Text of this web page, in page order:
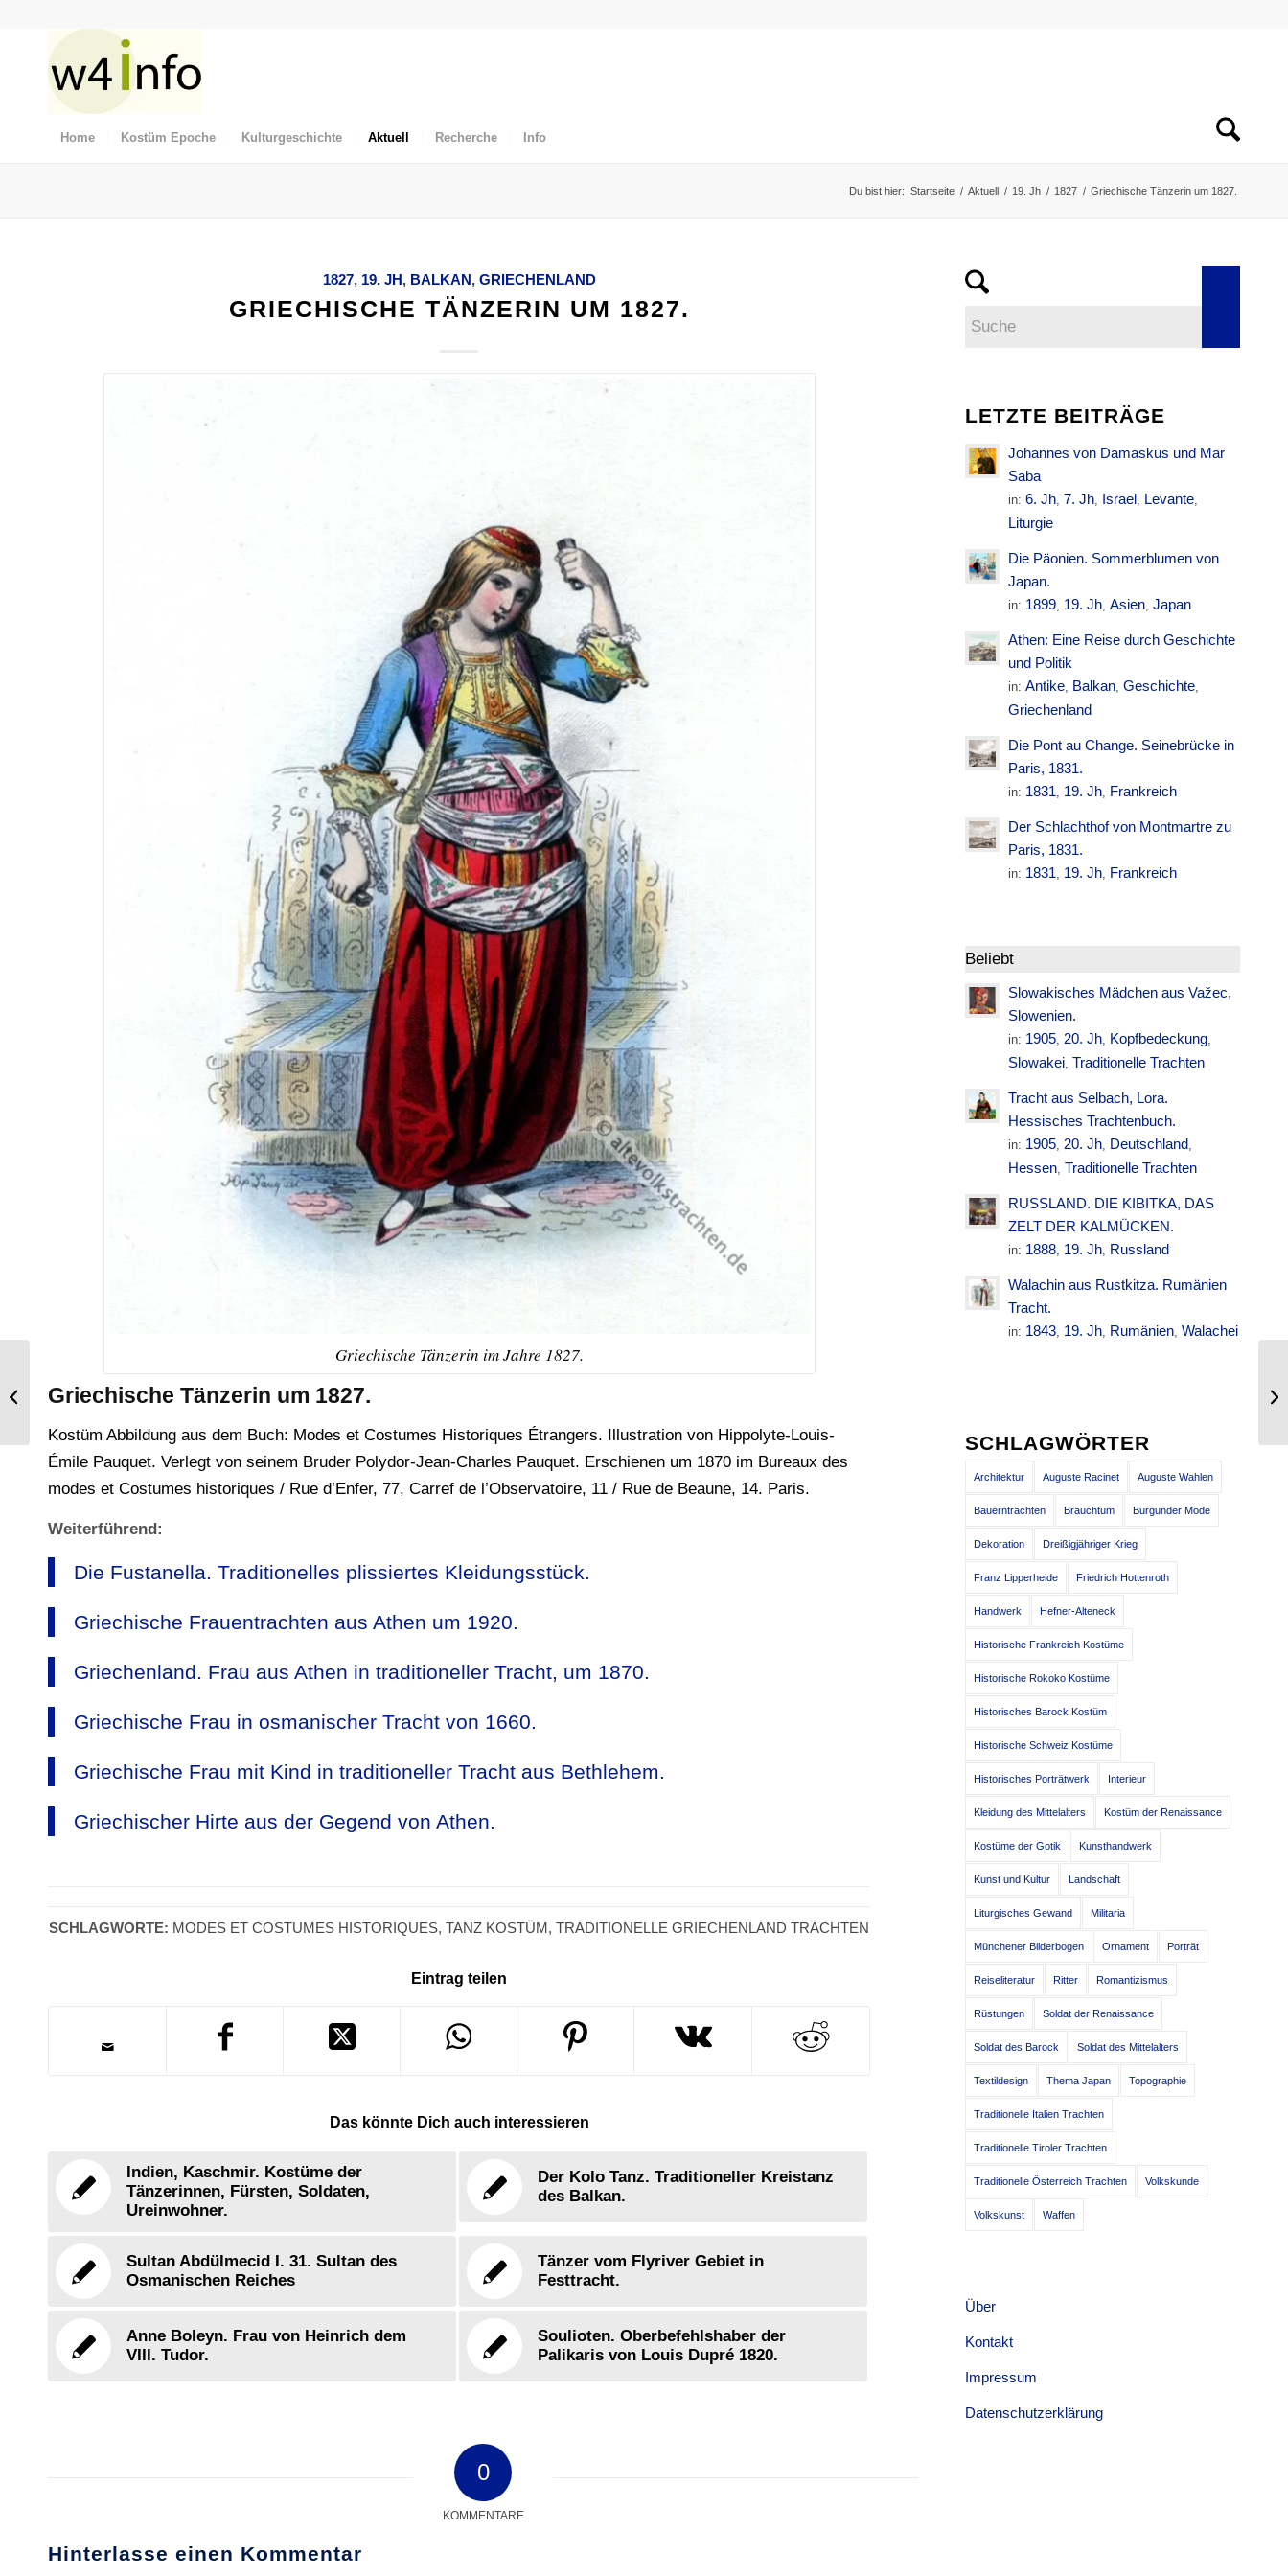
Home Kostüm Epoche Kulturgeschichte Aktuell Recherche Info
Du bist hier: Startseite / Aktuell / 19. Jh / 1827 / Griechische Tänzerin um 1827.
1827, 19. JH, BALKAN, GRIECHENLAND
GRIECHISCHE TÄNZERIN UM 1827.
Griechische Tänzerin im Jahre 1827.
Griechische Tänzerin um 1827.
Kostüm Abbildung aus dem Buch: Modes et Costumes Historiques Étrangers. Illustration von Hippolyte-Louis-
Émile Pauquet. Verlegt von seinem Bruder Polydor-Jean-Charles Pauquet. Erschienen um 1870 im Bureaux des
modes et Costumes historiques / Rue d’Enfer, 77, Carref de l’Observatoire, 11 / Rue de Beaune, 14. Paris.
Weiterführend:
Die Fustanella. Traditionelles plissiertes Kleidungsstück.
Griechische Frauentrachten aus Athen um 1920.
Griechenland. Frau aus Athen in traditioneller Tracht, um 1870.
Griechische Frau in osmanischer Tracht von 1660.
Griechische Frau mit Kind in traditioneller Tracht aus Bethlehem.
Griechischer Hirte aus der Gegend von Athen.
SCHLAGWORTE: MODES ET COSTUMES HISTORIQUES,TANZ KOSTÜM ,TRADITIONELLE GRIECHENLAND TRACHTEN
Eintrag teilen
Das könnte Dich auch interessieren
Indien, Kaschmir. Kostüme der
Tänzerinnen, Fürsten, Soldaten,
Ureinwohner.
Der Kolo Tanz. Traditioneller Kreistanz
des Balkan.
Sultan Abdülmecid I. 31. Sultan des
Osmanischen Reiches
Tänzer vom Flyriver Gebiet in
Festtracht.
Anne Boleyn. Frau von Heinrich dem
VIII. Tudor.
Soulioten. Oberbefehlshaber der
Palikaris von Louis Dupré 1820.
0
KOMMENTARE
Hinterlasse einen Kommentar
LETZTE BEITRÄGE
Johannes von Damaskus und Mar
Saba
in:6. Jh, 7. Jh, Israel, Levante,
Liturgie
Die Päonien. Sommerblumen von
Japan.
in: 1899, 19. Jh,Asien,Japan
Athen: Eine Reise durch Geschichte
und Politik
in:Antike, Balkan,Geschichte,
Griechenland
Die Pont au Change. Seinebrücke in
Paris, 1831.
in: 1831, 19. Jh, Frankreich
Der Schlachthof von Montmartre zu
Paris, 1831.
in: 1831, 19. Jh, Frankreich
Beliebt
Slowakisches Mädchen aus Važec,
Slowenien.
in: 1905,20. Jh, Kopfbedeckung,
Slowakei, Traditionelle Trachten
Tracht aus Selbach, Lora.
Hessisches Trachtenbuch.
in: 1905,20. Jh, Deutschland,
Hessen, Traditionelle Trachten
RUSSLAND. DIE KIBITKA, DAS
ZELT DER KALMÜCKEN.
in: 1888, 19. Jh, Russland
Walachin aus Rustkitza. Rumänien
Tracht.
in: 1843, 19. Jh, Rumänien,Walachei
SCHLAGWÖRTER
Architektur Auguste Racinet Auguste Wahlen
Bauerntrachten Brauchtum Burgunder Mode
Dekoration Dreißigjähriger Krieg
Franz Lipperheide Friedrich Hottenroth
Handwerk Hefner-Alteneck
Historische Frankreich Kostüme
Historische Rokoko Kostüme
Historisches Barock Kostüm
Historische Schweiz Kostüme
Historisches Porträtwerk Interieur
Kleidung des Mittelalters Kostüm der Renaissance
Kostüme der Gotik Kunsthandwerk
Kunst und Kultur Landschaft
Liturgisches Gewand Militaria
Münchener Bilderbogen Ornament Porträt
Reiseliteratur Ritter Romantizismus
Rüstungen Soldat der Renaissance
Soldat des Barock Soldat des Mittelalters
Textildesign Thema Japan Topographie
Traditionelle Italien Trachten
Traditionelle Tiroler Trachten
Traditionelle Österreich Trachten Volkskunde
Volkskunst Waffen
Über
Kontakt
Impressum
Datenschutzerklärung
VIII. Tudor.